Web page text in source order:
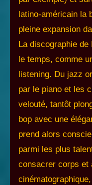
latino-américain la
pleine expansion
La discographie de
le temps, comme
listening. Du jazz
par le piano et les
velouté, tantôt
bop avec une
prend alors
parmi les plus
consacrer corps et